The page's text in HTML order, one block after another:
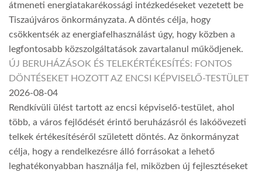
átmeneti energiatakarékossági intézkedéseket vezetett be
Tiszaújváros önkormányzata. A döntés célja, hogy
csökkentsék az energiafelhasználást úgy, hogy közben a
legfontosabb közszolgáltatások zavartalanul működjenek.
ÚJ BERUHÁZÁSOK ÉS TELEKÉRTÉKESÍTÉS: FONTOS
DÖNTÉSEKET HOZOTT AZ ENCSI KÉPVISELŐ-TESTÜLET
2026-08-04
Rendkívüli ülést tartott az encsi képviselő-testület, ahol
több, a város fejlődését érintő beruházásról és lakóövezeti
telkek értékesítéséről született döntés. Az önkormányzat
célja, hogy a rendelkezésre álló forrásokat a lehető
leghatékonyabban használja fel, miközben új fejlesztéseket